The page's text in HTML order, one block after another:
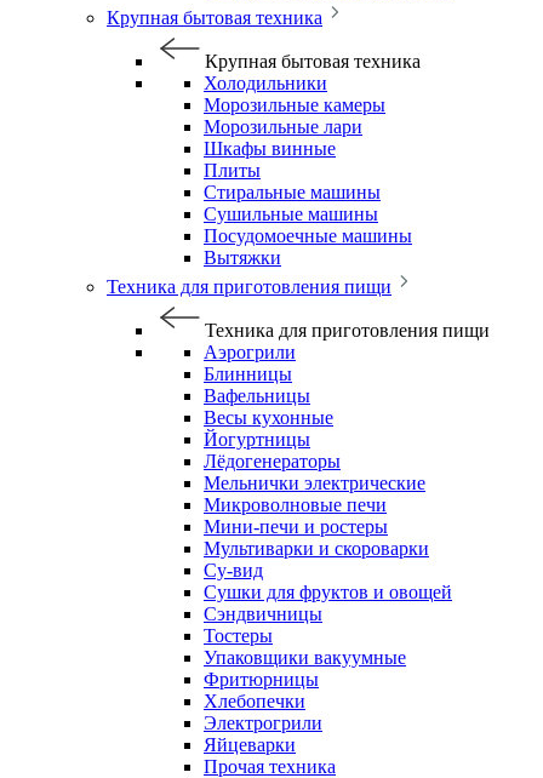
Крупная бытовая техника
Крупная бытовая техника
Холодильники
Морозильные камеры
Морозильные лари
Шкафы винные
Плиты
Стиральные машины
Сушильные машины
Посудомоечные машины
Вытяжки
Техника для приготовления пищи
Техника для приготовления пищи
Аэрогрили
Блинницы
Вафельницы
Весы кухонные
Йогуртницы
Лёдогенераторы
Мельнички электрические
Микроволновые печи
Мини-печи и ростеры
Мультиварки и скороварки
Су-вид
Сушки для фруктов и овощей
Сэндвичницы
Тостеры
Упаковщики вакуумные
Фритюрницы
Хлебопечки
Электрогрили
Яйцеварки
Прочая техника